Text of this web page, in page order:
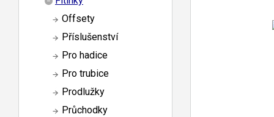
Offsety
Příslušenství
Pro hadice
Pro trubice
Prodlužky
Průchodky